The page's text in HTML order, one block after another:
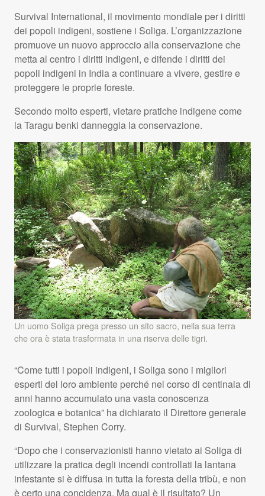
Survival International, il movimento mondiale per i diritti
dei popoli indigeni, sostiene i Soliga. L’organizzazione
promuove un nuovo approccio alla conservazione che
metta al centro i diritti indigeni, e difende i diritti dei
popoli indigeni in India a continuare a vivere, gestire e
proteggere le proprie foreste.
Secondo molto esperti, vietare pratiche indigene come
la Taragu benki danneggia la conservazione.
Un uomo Soliga prega presso un sito sacro, nella sua terra
che ora è stata trasformata in una riserva delle tigri.
“Come tutti i popoli indigeni, i Soliga sono i migliori
esperti del loro ambiente perché nel corso di centinaia di
anni hanno accumulato una vasta conoscenza
zoologica e botanica” ha dichiarato il Direttore generale
di Survival, Stephen Corry.
“Dopo che i conservazionisti hanno vietato ai Soliga di
utilizzare la pratica degli incendi controllati la lantana
infestante si è diffusa in tutta la foresta della tribù, e non
è certo una concidenza. Ma qual è il risultato? Un